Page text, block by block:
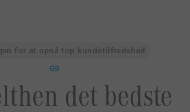
for at opnå top kundetilfredshed
det bedste